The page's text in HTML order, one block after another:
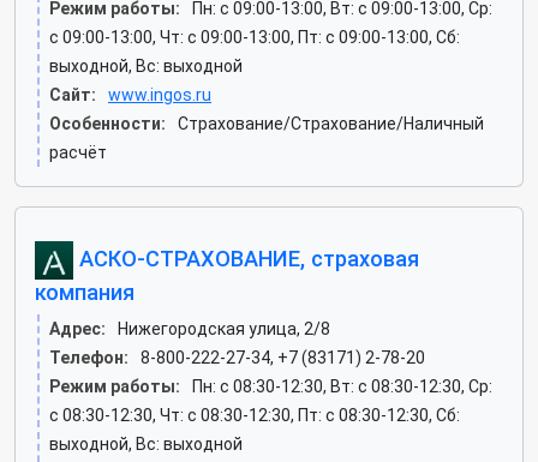
Режим работы:
Пн: c 09:00-13:00, Вт: c 09:00-13:00, Ср:
c 09:00-13:00, Чт: c 09:00-13:00, Пт: c 09:00-13:00, Сб:
выходной, Вс: выходной
Сайт:
www.ingos.ru
Особенности:
Страхование/Страхование/Наличный
расчёт
АСКО-СТРАХОВАНИЕ, страховая
компания
Адрес:
Нижегородская улица, 2/8
Телефон:
8-800-222-27-34, +7 (83171) 2-78-20
Режим работы:
Пн: c 08:30-12:30, Вт: c 08:30-12:30, Ср:
c 08:30-12:30, Чт: c 08:30-12:30, Пт: c 08:30-12:30, Сб:
выходной, Вс: выходной